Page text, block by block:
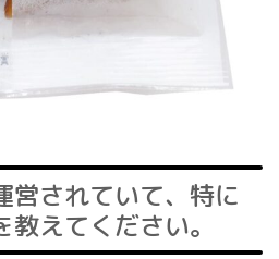
営されていて、特に
えてください。